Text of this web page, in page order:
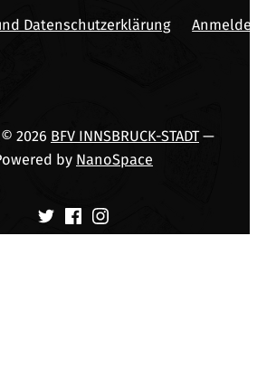
Datenschutzerklärung Anmelden
2026 BFV INNSBRUCK-STADT—
by NanoSpace